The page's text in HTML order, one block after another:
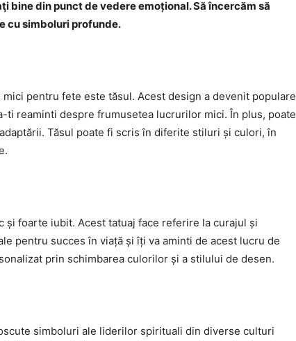
bine din punct de vedere emoțional. Să încercăm să
cu simboluri profunde.
pentru fete este tăsul. Acest design a devenit populare
ti reaminti despre frumusetea lucrurilor mici. În plus, poate
Tăsul poate fi scris în diferite stiluri și culori, în
și foarte iubit. Acest tatuaj face referire la curajul și
pentru succes în viață și îți va aminti de acest lucru de
prin schimbarea culorilor și a stilului de desen.
simboluri ale liderilor spirituali din diverse culturi